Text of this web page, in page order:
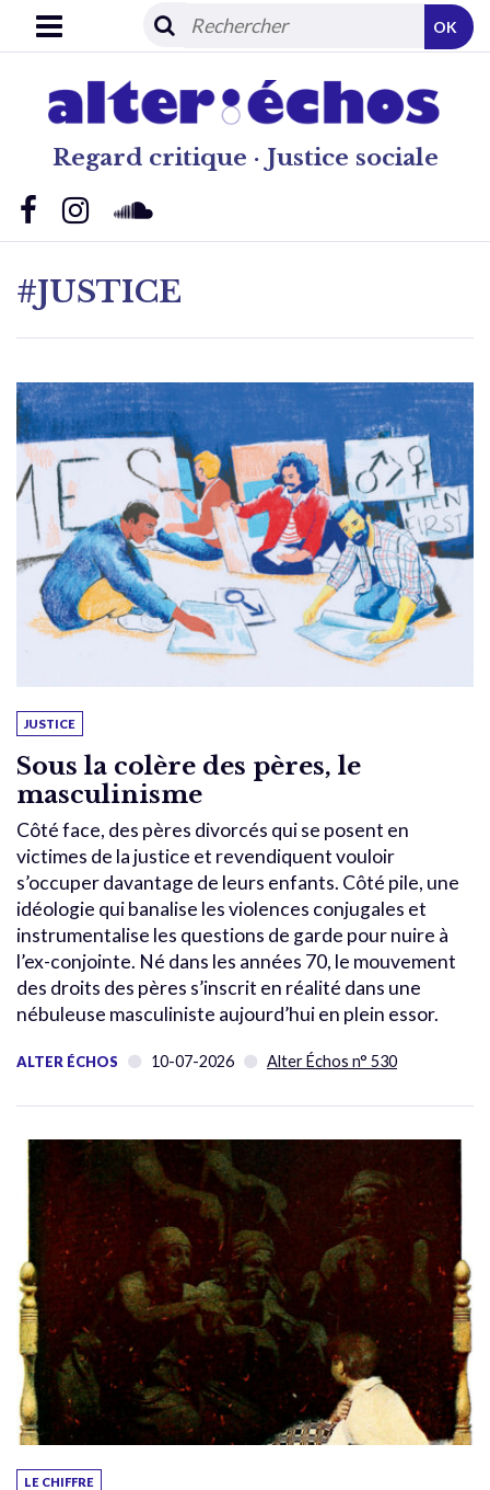
Regard critique · Justice sociale
OK
#JUSTICE
JUSTICE
Sous la colère des pères, le
masculinisme
Côté face, des pères divorcés qui se posent en
victimes de la justice et revendiquent vouloir
s’occuper davantage de leurs enfants. Côté pile, une
idéologie qui banalise les violences conjugales et
instrumentalise les questions de garde pour nuire à
l’ex-conjointe. Né dans les années 70, le mouvement
des droits des pères s’inscrit en réalité dans une
nébuleuse masculiniste aujourd’hui en plein essor.
ALTER ÉCHOS 10-07-2026 Alter Échos n° 530
LE CHIFFRE